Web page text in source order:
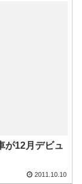
が12月デビュ
2011.10.10